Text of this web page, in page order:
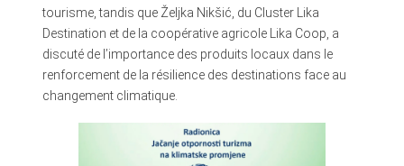
tourisme, tandis que Željka Nikšić, du Cluster Lika
Destination et de la coopérative agricole Lika Coop, a
discuté de l’importance des produits locaux dans le
renforcement de la résilience des destinations face au
changement climatique.